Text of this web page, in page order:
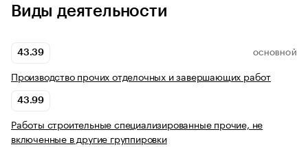
Виды деятельности
43.39 ОСНОВНОЙ
Производство прочих отделочных и завершающих работ
43.99
Работы строительные специализированные прочие, не
включенные в другие группировки